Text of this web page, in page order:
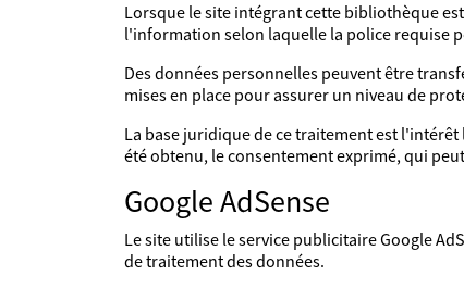
Lorsque le site intégrant cette bibliothèque
l'information selon laquelle la police requise
Des données personnelles peuvent être
mises en place pour assurer un niveau de
La base juridique de ce traitement est
été obtenu, le consentement exprimé, qui
Google AdSense
Le site utilise le service publicitaire Google
de traitement des données.